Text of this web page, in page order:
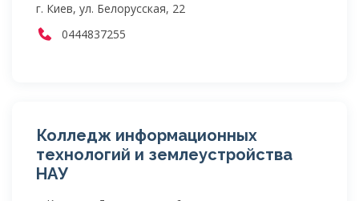
г. Киев, ул. Белорусская, 22
0444837255
Колледж информационных
технологий и землеустройства
НАУ